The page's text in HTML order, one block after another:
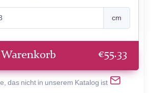
cm
€55.33
das nicht in unserem Katalog ist